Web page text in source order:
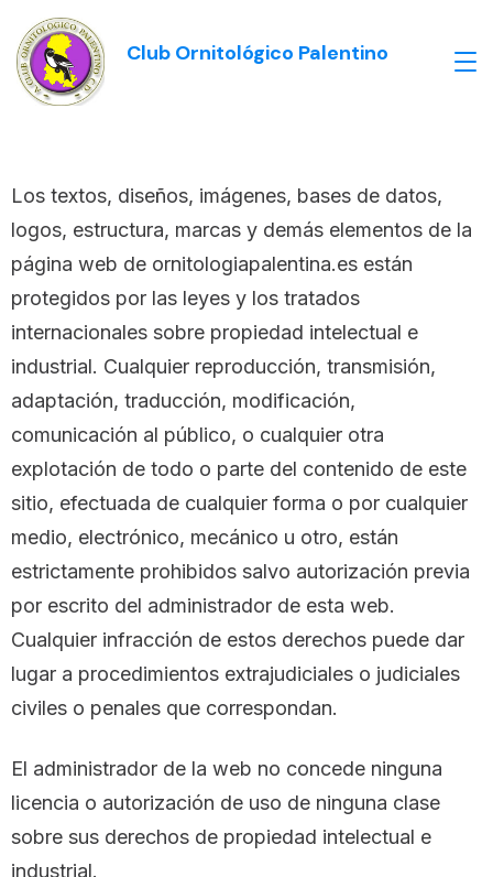
Club Ornitológico Palentino
Los textos, diseños, imágenes, bases de datos,
logos, estructura, marcas y demás elementos de la
página web de ornitologiapalentina.es están
protegidos por las leyes y los tratados
internacionales sobre propiedad intelectual e
industrial. Cualquier reproducción, transmisión,
adaptación, traducción, modificación,
comunicación al público, o cualquier otra
explotación de todo o parte del contenido de este
sitio, efectuada de cualquier forma o por cualquier
medio, electrónico, mecánico u otro, están
estrictamente prohibidos salvo autorización previa
por escrito del administrador de esta web.
Cualquier infracción de estos derechos puede dar
lugar a procedimientos extrajudiciales o judiciales
civiles o penales que correspondan.
El administrador de la web no concede ninguna
licencia o autorización de uso de ninguna clase
sobre sus derechos de propiedad intelectual e
industrial.